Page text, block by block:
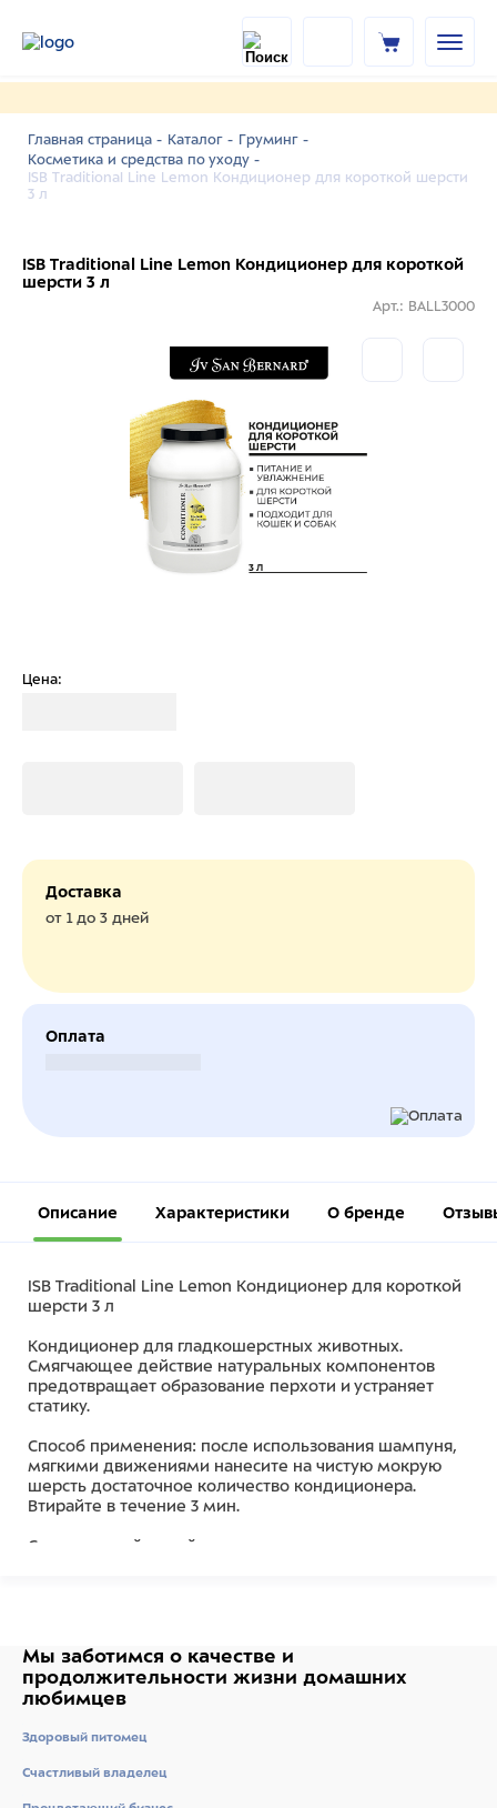
Главная страница - Каталог - Груминг -
Косметика и средства по уходу -
ISB Traditional Line Lemon Кондиционер для короткой шерсти
3 л
ISB Traditional Line Lemon Кондиционер для короткой
шерсти 3 л
Арт.: BALL3000
Цена:
Доставка
от 1 до 3 дней
Оплата
Описание Характеристики О бренде
ISB Traditional Line Lemon Кондиционер для короткой
шерсти 3 л
Кондиционер для гладкошерстных животных.
Смягчающее действие натуральных компонентов
предотвращает образование перхоти и устраняет
статику.
Способ применения: после использования шампуня,
мягкими движениями нанесите на чистую мокрую
шерсть достаточное количество кондиционера.
Втирайте в течение 3 мин.
Смыть теплой водой.
парафиновое масло, цетримония хлорид, лимонная
кислота, феноксиэтанол, парфюм (отдушка), лимонен,
этилгексилглицерин, цитраль, линалоол,
Мы заботимся о качестве и
продолжительности жизни домашних
любимцев
Здоровый питомец
Счастливый владелец